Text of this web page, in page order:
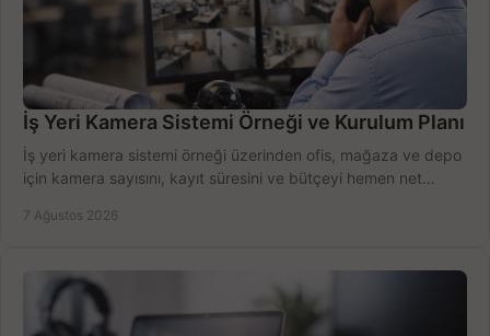
İş Yeri Kamera Sistemi Örneği ve Kurulum Planı
İş yeri kamera sistemi örneği üzerinden ofis, mağaza ve depo
için kamera sayısını, kayıt süresini ve bütçeyi hemen net
7 Ağustos 2026